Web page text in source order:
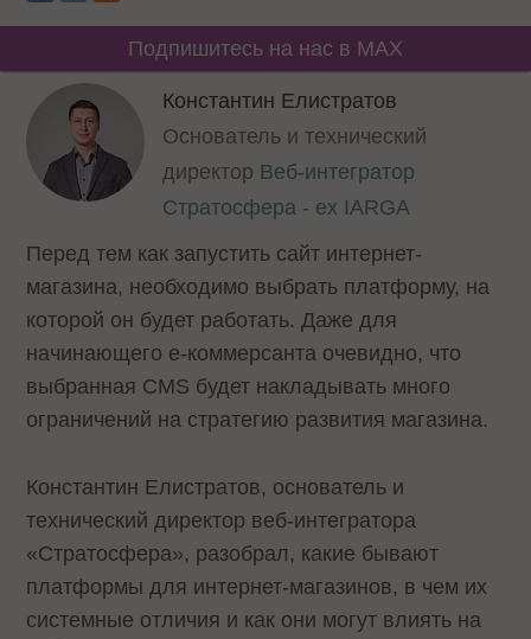
Подпишитесь на нас в MAX
Константин Елистратов
Основатель и технический
директор Веб-интегратор
Стратосфера - ex IARGA
Перед тем как запустить сайт интернет-
магазина, необходимо выбрать платформу, на
которой он будет работать. Даже для
начинающего е-коммерсанта очевидно, что
выбранная CMS будет накладывать много
ограничений на стратегию развития магазина.
Константин Елистратов, основатель и
технический директор веб-интегратора
«Стратосфера», разобрал, какие бывают
платформы для интернет-магазинов, в чем их
системные отличия и как они могут влиять на